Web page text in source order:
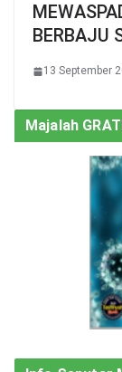
BERBAJU
13 September
Majalah